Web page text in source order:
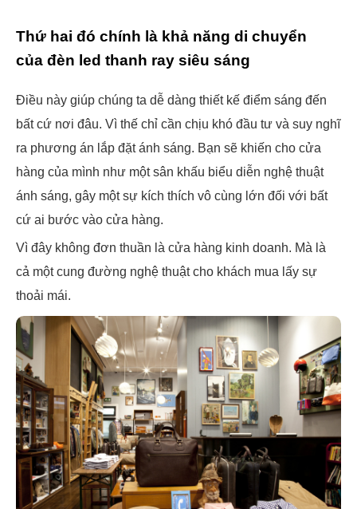
Thứ hai đó chính là khả năng di chuyển
của đèn led thanh ray siêu sáng
Điều này giúp chúng ta dễ dàng thiết kế điểm sáng đến
bất cứ nơi đâu. Vì thế chỉ cần chịu khó đầu tư và suy nghĩ
ra phương án lắp đặt ánh sáng. Bạn sẽ khiến cho cửa
hàng của mình như một sân khấu biểu diễn nghệ thuật
ánh sáng, gây một sự kích thích vô cùng lớn đối với bất
cứ ai bước vào cửa hàng.
Vì đây không đơn thuần là cửa hàng kinh doanh. Mà là
cả một cung đường nghệ thuật cho khách mua lấy sự
thoải mái.